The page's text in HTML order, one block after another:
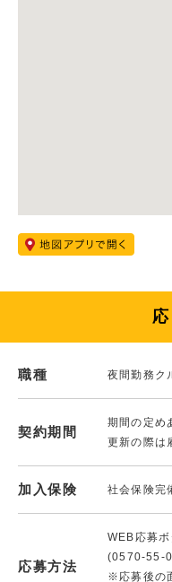
職種 夜間勤務ク
契約期間
期間の定め
更新の際は
加入保険 社会保険完
応募方法
WEB応募
(0570-55-
※応募後の